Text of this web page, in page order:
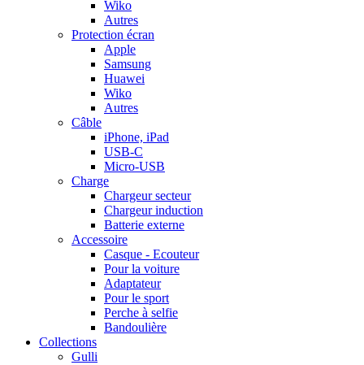
Wiko
Autres
Protection écran
Apple
Samsung
Huawei
Wiko
Autres
Câble
iPhone, iPad
USB-C
Micro-USB
Charge
Chargeur secteur
Chargeur induction
Batterie externe
Accessoire
Casque - Ecouteur
Pour la voiture
Adaptateur
Pour le sport
Perche à selfie
Bandoulière
Collections
Gulli